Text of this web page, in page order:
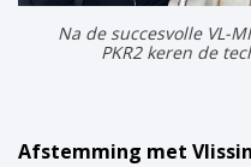
Na de succesvolle VL-
PKR2 keren de
Afstemming met